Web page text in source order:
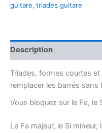
guitare, triades guitare
Description
Triades, formes courtes
remplacer les barrés sans
Vous bloquez sur le Fa, le
Le Fa majeur, le Si